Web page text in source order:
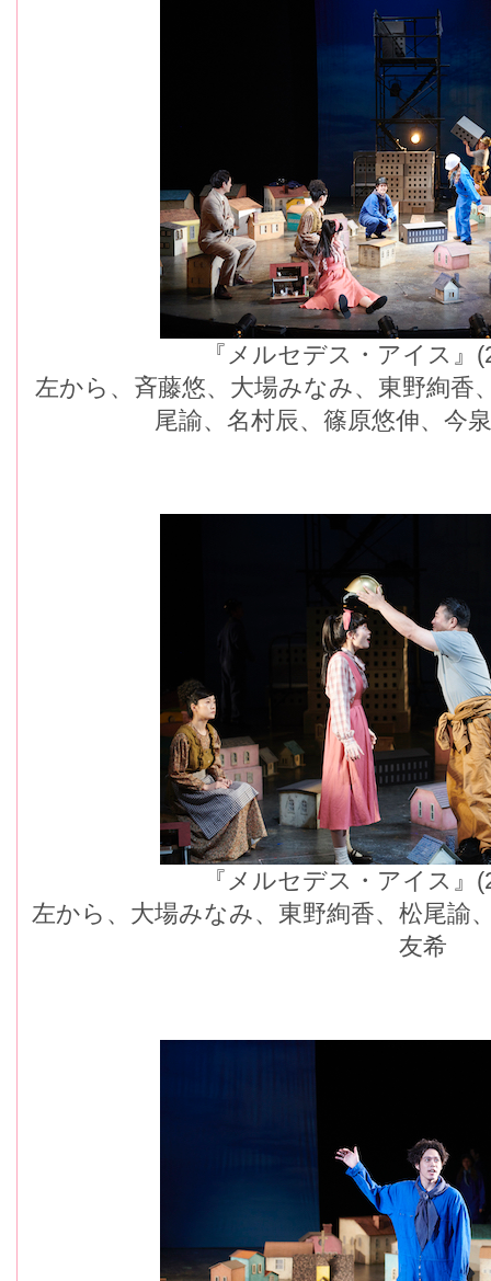
『メルセデス・アイス
左から、斉藤悠、大場みなみ、東野絢香
尾諭、名村辰、篠原悠伸、今
『メルセデス・アイス
左から、大場みなみ、東野絢香、松尾
友希